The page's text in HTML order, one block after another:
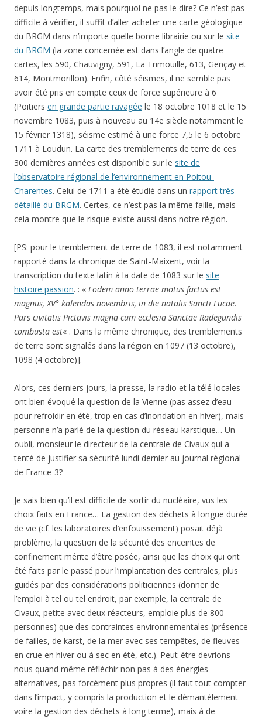
depuis longtemps, mais pourquoi ne pas le dire? Ce n’est pas
difficile à vérifier, il suffit d’aller acheter une carte géologique
du BRGM dans n’importe quelle bonne librairie ou sur le site
du BRGM (la zone concernée est dans l’angle de quatre
cartes, les 590, Chauvigny, 591, La Trimouille, 613, Gençay et
614, Montmorillon). Enfin, côté séismes, il ne semble pas
avoir été pris en compte ceux de force supérieure à 6
(Poitiers en grande partie ravagée le 18 octobre 1018 et le 15
novembre 1083, puis à nouveau au 14e siècle notamment le
15 février 1318), séisme estimé à une force 7,5 le 6 octobre
1711 à Loudun. La carte des tremblements de terre de ces
300 dernières années est disponible sur le site de
l’observatoire régional de l’environnement en Poitou-
Charentes. Celui de 1711 a été étudié dans un rapport très
détaillé du BRGM. Certes, ce n’est pas la même faille, mais
cela montre que le risque existe aussi dans notre région.
[PS: pour le tremblement de terre de 1083, il est notamment
rapporté dans la chronique de Saint-Maixent, voir la
transcription du texte latin à la date de 1083 sur le site
histoire passion. : « Eodem anno terrae motus factus est
magnus, XV° kalendas novembris, in die natalis Sancti Lucae.
Pars civitatis Pictavis magna cum ecclesia Sanctae Radegundis
combusta est« . Dans la même chronique, des tremblements
de terre sont signalés dans la région en 1097 (13 octobre),
1098 (4 octobre)].
Alors, ces derniers jours, la presse, la radio et la télé locales
ont bien évoqué la question de la Vienne (pas assez d’eau
pour refroidir en été, trop en cas d’inondation en hiver), mais
personne n’a parlé de la question du réseau karstique… Un
oubli, monsieur le directeur de la centrale de Civaux qui a
tenté de justifier sa sécurité lundi dernier au journal régional
de France-3?
Je sais bien qu’il est difficile de sortir du nucléaire, vus les
choix faits en France… La gestion des déchets à longue durée
de vie (cf. les laboratoires d’enfouissement) posait déjà
problème, la question de la sécurité des enceintes de
confinement mérite d’être posée, ainsi que les choix qui ont
été faits par le passé pour l’implantation des centrales, plus
guidés par des considérations politiciennes (donner de
l’emploi à tel ou tel endroit, par exemple, la centrale de
Civaux, petite avec deux réacteurs, emploie plus de 800
personnes) que des contraintes environnementales (présence
de failles, de karst, de la mer avec ses tempêtes, de fleuves
en crue en hiver ou à sec en été, etc.). Peut-être devrions-
nous quand même réfléchir non pas à des énergies
alternatives, pas forcément plus propres (il faut tout compter
dans l’impact, y compris la production et le démantèlement
voire la gestion des déchets à long terme), mais à de